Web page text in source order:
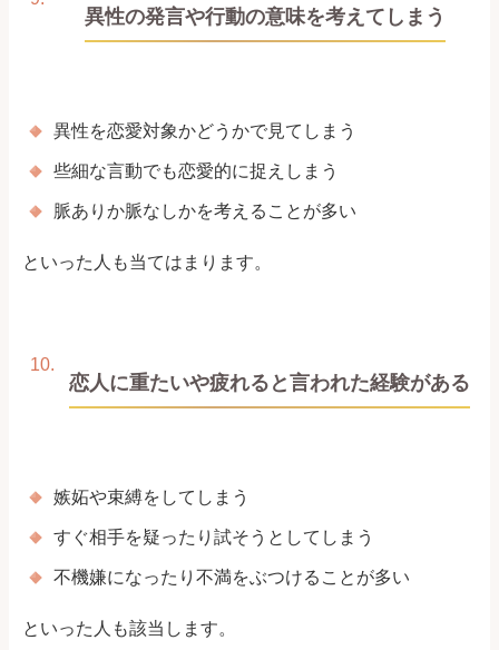
異性の発言や行動の意味を考えてしまう
異性を恋愛対象かどうかで見てしまう
些細な言動でも恋愛的に捉えしまう
脈ありか脈なしかを考えることが多い
といった人も当てはまります。
恋人に重たいや疲れると言われた経験がある
嫉妬や束縛をしてしまう
すぐ相手を疑ったり試そうとしてしまう
不機嫌になったり不満をぶつけることが多い
といった人も該当します。